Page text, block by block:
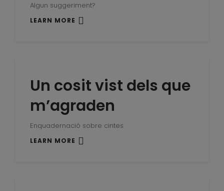
Algun suggeriment?
LEARN MORE
Un cosit vist dels que
m’agraden
Enquadernació sobre cintes
LEARN MORE